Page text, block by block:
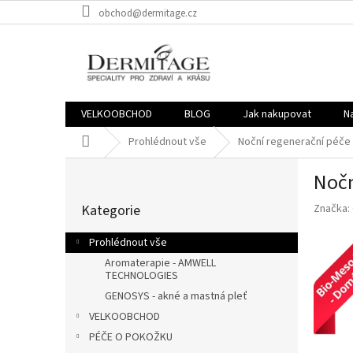
na
obchod@dermitage.cz
VELKOOBCHOD BLOG Jak nakupovat
Domů Prohlédnout vše Noční regenerační
r
a
kategorie
Kategorie
Prohlédnout vše
Aromaterapie - AMWELL
TECHNOLOGIES
GENOSYS - akné a mastná pleť
VELKOOBCHOD
PÉČE O POKOŽKU
Značka: